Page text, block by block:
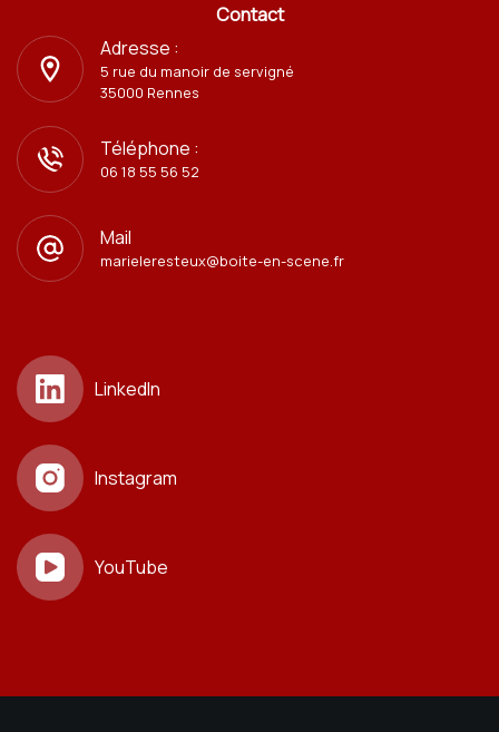
Contact
Adresse :
5 rue du manoir de servigné
35000 Rennes
Téléphone :
06 18 55 56 52
Mail
marieleresteux@boite-en-scene.fr
LinkedIn
Instagram
YouTube